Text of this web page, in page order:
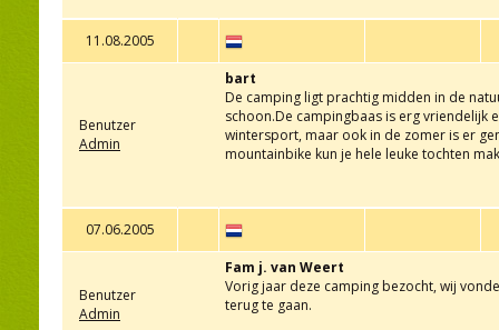
11.08.2005
Benutzer
Admin
bart
De camping ligt prachtig midden in de
schoon.De campingbaas is erg vriendelijk
wintersport, maar ook in de zomer is er
mountainbike kun je hele leuke tochten
07.06.2005
Benutzer
Admin
Fam j. van Weert
Vorig jaar deze camping bezocht, wij
terug te gaan.